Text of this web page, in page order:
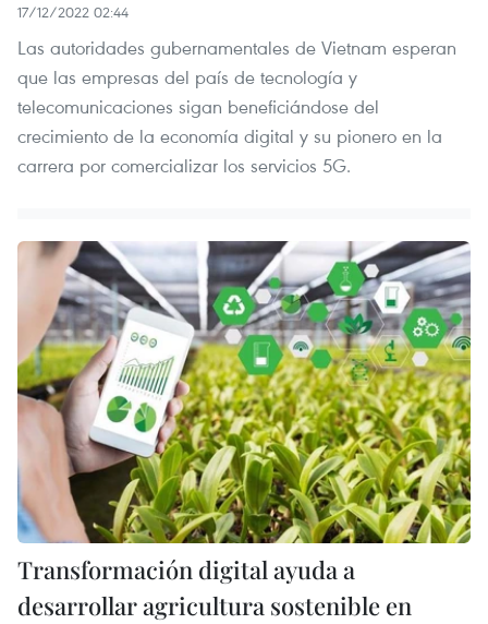
17/12/2022 02:44
Las autoridades gubernamentales de Vietnam esperan
que las empresas del país de tecnología y
telecomunicaciones sigan beneficiándose del
crecimiento de la economía digital y su pionero en la
carrera por comercializar los servicios 5G.
Transformación digital ayuda a
desarrollar agricultura sostenible en